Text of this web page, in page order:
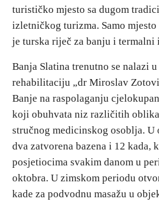
Smještaj
Multimedija
Foto
Video
E-Brochure
Otkrij Srpsku
turističko mjesto sa dugom
izletničkog turizma. Samo
je turska riječ za banju i termalni
Banja Slatina trenutno se nalazi
rehabilitaciju „dr Miroslav
Banje na raspolaganju
koji obuhvata niz različitih
stručnog medicinskog osoblja. U
dva zatvorena bazena i 12 kada,
posjetiocima svakim danom u
oktobra. U zimskom periodu
kade za podvodnu masažu u